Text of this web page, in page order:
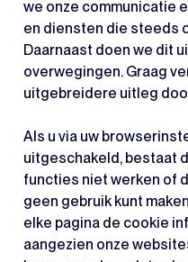
we onze communicatie
en diensten die steeds
Daarnaast doen we dit
overwegingen. Graag
uitgebreidere uitleg
Als u via uw
uitgeschakeld, bestaat
functies niet werken of
geen gebruik kunt
elke pagina de cookie
aangezien onze